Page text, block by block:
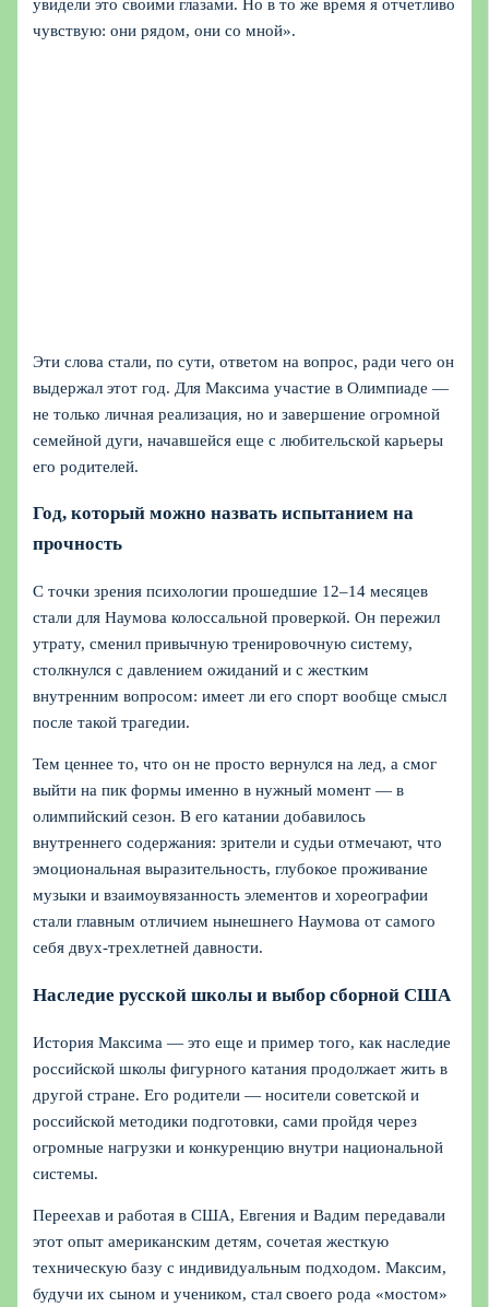
увидели это своими глазами. Но в то же время я отчетливо
чувствую: они рядом, они со мной».
Эти слова стали, по сути, ответом на вопрос, ради чего он
выдержал этот год. Для Максима участие в Олимпиаде —
не только личная реализация, но и завершение огромной
семейной дуги, начавшейся еще с любительской карьеры
его родителей.
Год, который можно назвать испытанием на
прочность
С точки зрения психологии прошедшие 12–14 месяцев
стали для Наумова колоссальной проверкой. Он пережил
утрату, сменил привычную тренировочную систему,
столкнулся с давлением ожиданий и с жестким
внутренним вопросом: имеет ли его спорт вообще смысл
после такой трагедии.
Тем ценнее то, что он не просто вернулся на лед, а смог
выйти на пик формы именно в нужный момент — в
олимпийский сезон. В его катании добавилось
внутреннего содержания: зрители и судьи отмечают, что
эмоциональная выразительность, глубокое проживание
музыки и взаимоувязанность элементов и хореографии
стали главным отличием нынешнего Наумова от самого
себя двух-трехлетней давности.
Наследие русской школы и выбор сборной США
История Максима — это еще и пример того, как наследие
российской школы фигурного катания продолжает жить в
другой стране. Его родители — носители советской и
российской методики подготовки, сами пройдя через
огромные нагрузки и конкуренцию внутри национальной
системы.
Переехав и работая в США, Евгения и Вадим передавали
этот опыт американским детям, сочетая жесткую
техническую базу с индивидуальным подходом. Максим,
будучи их сыном и учеником, стал своего рода «мостом»